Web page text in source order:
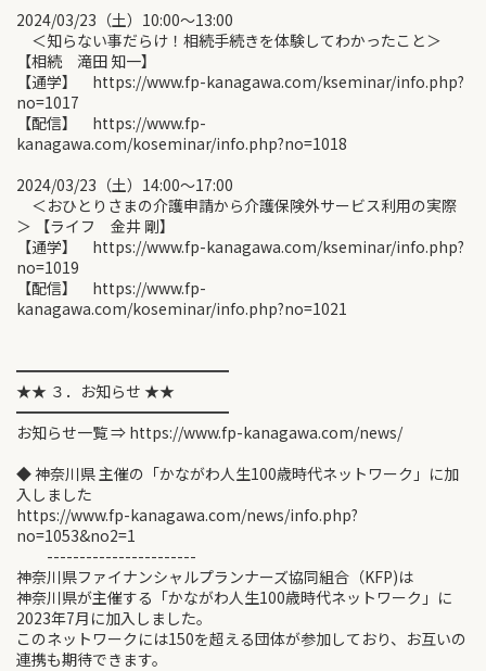
2024/03/23（土）10:00〜13:00
＜知らない事だらけ！相続手続きを体験してわかったこと＞
【相続 滝田 知一】
【通学】 https://www.fp-kanagawa.com/kseminar/info.php?
no=1017
【配信】 https://www.fp-
kanagawa.com/koseminar/info.php?no=1018
2024/03/23（土）14:00〜17:00
＜おひとりさまの介護申請から介護保険外サービス利用の実際
＞ 【ライフ 金井 剛】
【通学】 https://www.fp-kanagawa.com/kseminar/info.php?
no=1019
【配信】 https://www.fp-
kanagawa.com/koseminar/info.php?no=1021
━━━━━━━━━━━━━━
★★ ３．お知らせ ★★
━━━━━━━━━━━━━━
お知らせ一覧 ⇒ https://www.fp-kanagawa.com/news/
◆ 神奈川県 主催の「かながわ人生100歳時代ネットワーク」に加
入しました
https://www.fp-kanagawa.com/news/info.php?
no=1053&no2=1
-----------------------
神奈川県ファイナンシャルプランナーズ協同組合（KFP)は
神奈川県が主催する「かながわ人生100歳時代ネットワーク」に
2023年7月に加入しました。
このネットワークには150を超える団体が参加しており、お互いの
連携も期待できます。